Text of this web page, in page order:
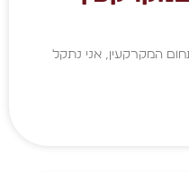
המקרקעין, אני נתקל